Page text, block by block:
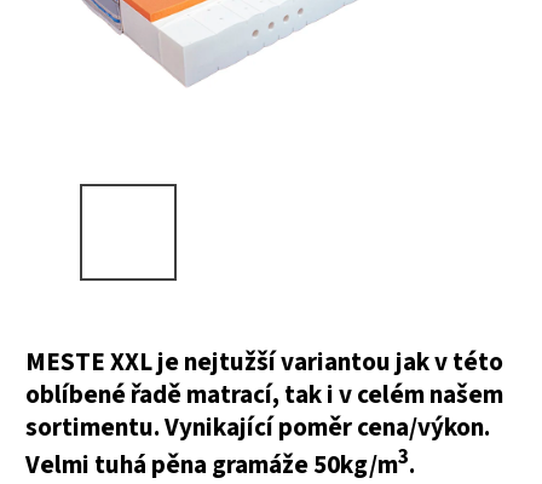
MESTE XXL je nejtužší variantou jak v této
oblíbené řadě matrací, tak i v celém našem
sortimentu. Vynikající poměr cena/výkon.
Velmi tuhá pěna gramáže 50kg/m3.